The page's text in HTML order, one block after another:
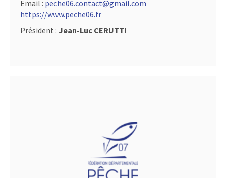
Email : peche06.contact@gmail.com
https://www.peche06.fr
Président : Jean-Luc CERUTTI